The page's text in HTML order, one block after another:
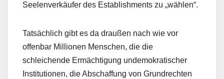
Seelenverkäufer des Establishments zu „wählen“.
Tatsächlich gibt es da draußen nach wie vor
offenbar Millionen Menschen, die die
schleichende Ermächtigung undemokratischer
Institutionen, die Abschaffung von Grundrechten